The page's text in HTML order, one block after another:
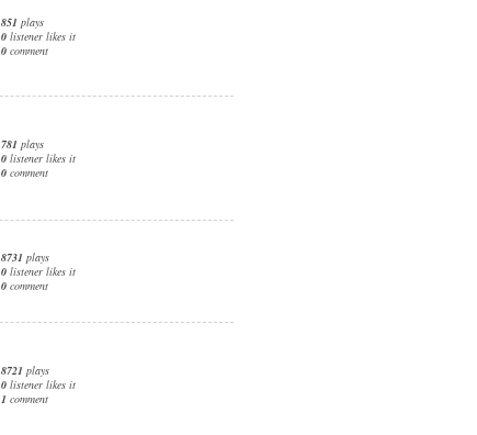
851 plays
0 listener likes it
0 comment
781 plays
0 listener likes it
0 comment
8731 plays
0 listener likes it
0 comment
8721 plays
0 listener likes it
1 comment